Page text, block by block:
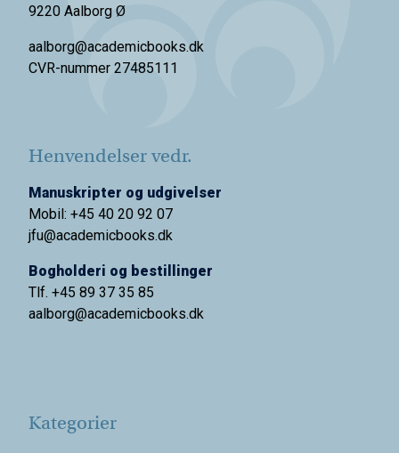
9220 Aalborg Ø
aalborg@academicbooks.dk
CVR-nummer 27485111
Henvendelser vedr.
Manuskripter og udgivelser
Mobil: +45 40 20 92 07
jfu@academicbooks.dk
Bogholderi og bestillinger
Tlf. +45 89 37 35 85
aalborg@academicbooks.dk
Kategorier